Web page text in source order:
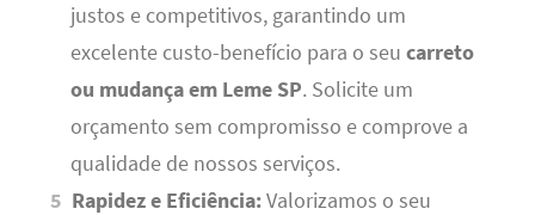
justos e competitivos, garantindo um
excelente custo-benefício para o seu carreto
ou mudança em Leme SP. Solicite um
orçamento sem compromisso e comprove a
qualidade de nossos serviços.
Rapidez e Eficiência:Valorizamos o seu